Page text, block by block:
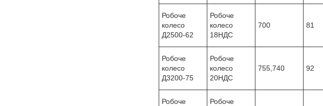
Робоче
колесо
Д2500-62
Робоче
колесо
18НДС
700 81
Робоче
колесо
Д3200-75
Робоче
колесо
20НДС
755,740 92
Робоче
Робоче